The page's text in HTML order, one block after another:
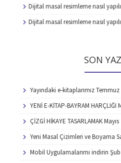
Dijital masal resimleme nasıl
Dijital masal resimleme nasıl
SON
Yayındaki e-kitaplarımızTemmuz
YENİ E-KİTAP-BAYRAM HARÇLIĞI
ÇİZGİ HİKAYE TASARLAMAK
Yeni Masal Çizimleri ve Boyama
Mobil Uygulamalarımı indirin